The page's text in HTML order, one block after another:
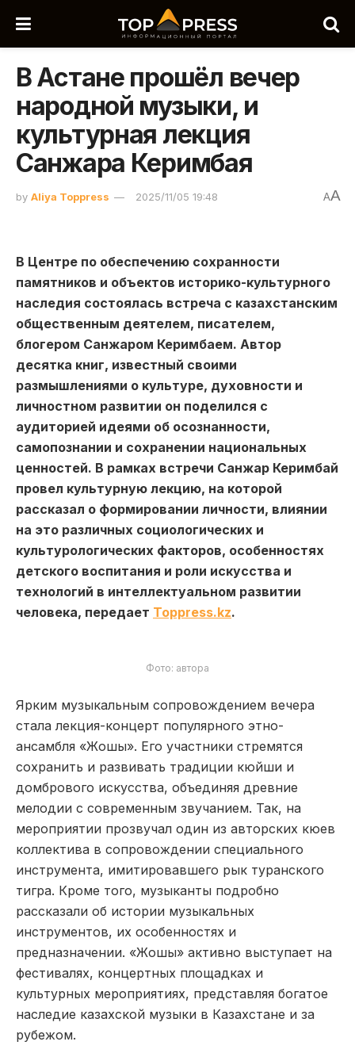
В Астане прошёл вечер
народной музыки, и
культурная лекция
Санжара Керимбая
by Aliya Toppress 2025/11/05 19:48 AA
В Центре по обеспечению сохранности
памятников и объектов историко-культурного
наследия состоялась встреча с казахстанским
общественным деятелем, писателем,
блогером Санжаром Керимбаем. Автор
десятка книг, известный своими
размышлениями о культуре, духовности и
личностном развитии он поделился с
аудиторией идеями об осознанности,
самопознании и сохранении национальных
ценностей. В рамках встречи Санжар Керимбай
провел культурную лекцию, на которой
рассказал о формировании личности, влиянии
на это различных социологических и
культурологических факторов, особенностях
детского воспитания и роли искусства и
технологий в интеллектуальном развитии
человека, передает Toppress.kz.
Фото: автора
Ярким музыкальным сопровождением вечера
стала лекция-концерт популярного этно-
ансамбля «Жошы». Его участники стремятся
сохранить и развивать традиции кюйши и
домбрового искусства, объединяя древние
мелодии с современным звучанием. Так, на
мероприятии прозвучал один из авторских кюев
коллектива в сопровождении специального
инструмента, имитировавшего рык туранского
тигра. Кроме того, музыканты подробно
рассказали об истории музыкальных
инструментов, их особенностях и
предназначении. «Жошы» активно выступает на
фестивалях, концертных площадках и
культурных мероприятиях, представляя богатое
наследие казахской музыки в Казахстане и за
рубежом.